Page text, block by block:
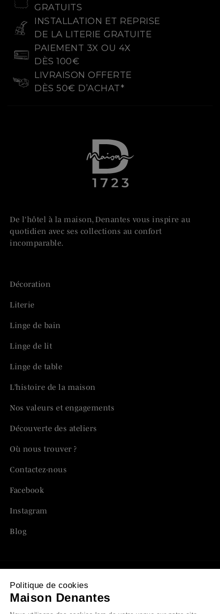
GRATUITS
INSTALLATION ET REPRISE
DE LA LITERIE GRATUITE
PAIEMENT 3X OU 4X
DÈS 100€
LIVRAISON OFFERTE
DÈS 50€ D’ACHAT*
De l'hôtel à la maison, Denantes vous inspire au
quotidien avec ses collections au confort
incomparable.
Décoration
Literie
Linge de bain
Linge de lit
Linge de table
L’histoire de la maison
Nos valeurs et engagements
Découverte des ateliers
Où nous trouver ?
Contactez-nous
Facebook
Instagram
Blog
Mentions légales
Politique de confidentialité
Politique de cookies
Maison Denantes